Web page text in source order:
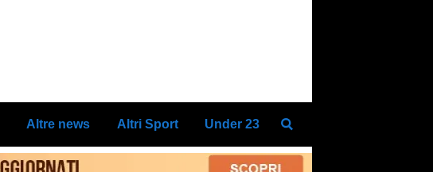
Altre news Altri Sport Under 23